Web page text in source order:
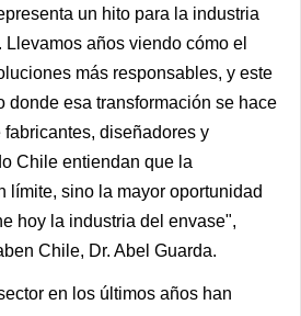
un hito para la industria
años viendo cómo el
más responsables, y este
donde esa transformación se hace
diseñadores y
Chile entiendan que la
límite, sino la mayor oportunidad
hoy la industria del envase",
Chile, Dr. Abel Guarda.
en los últimos años han